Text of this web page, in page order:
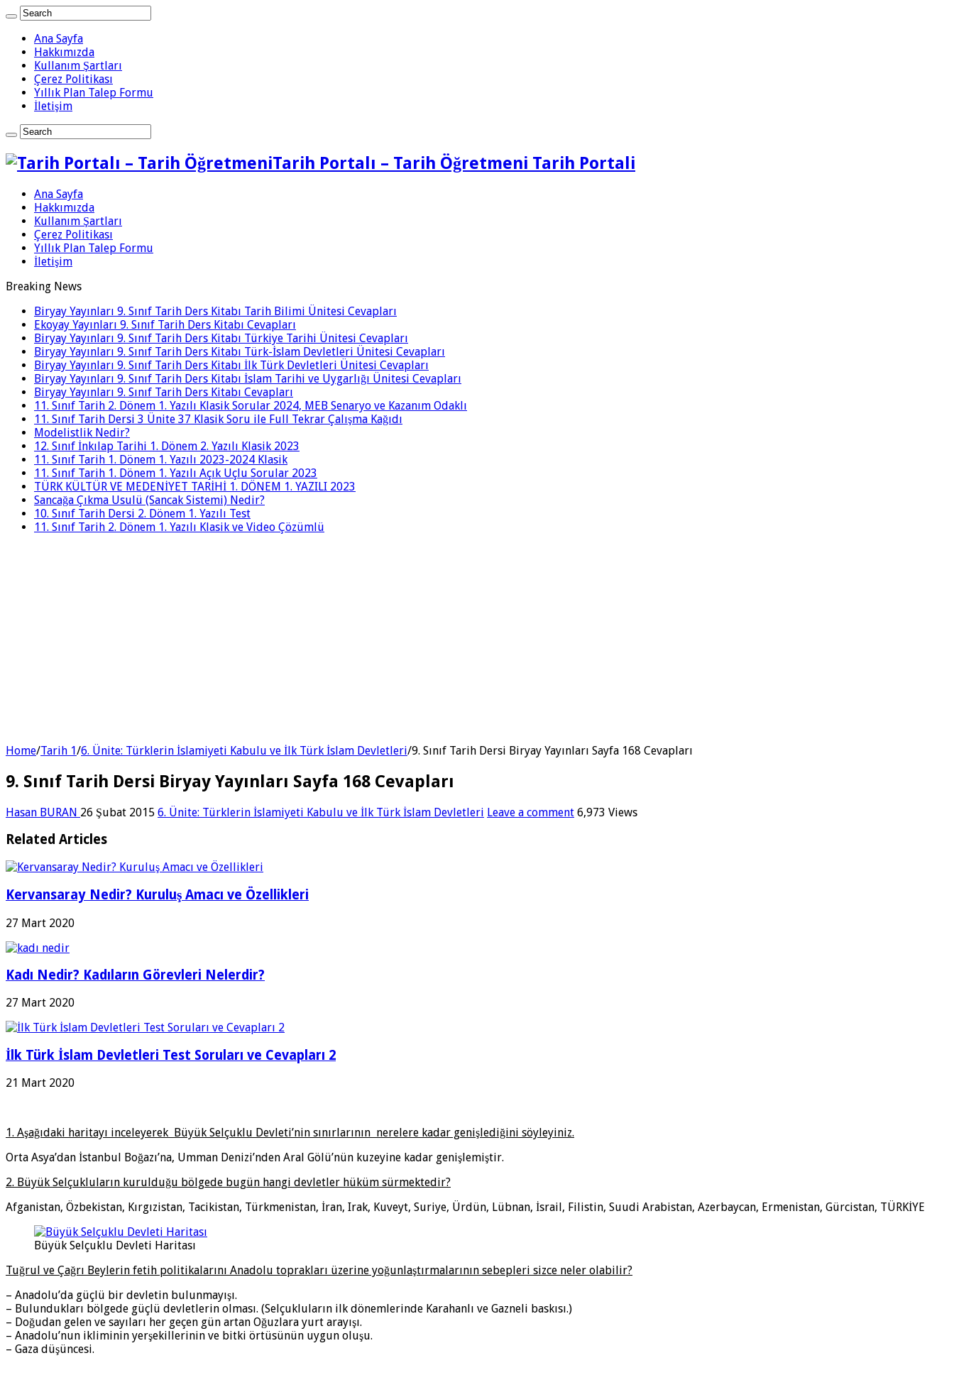
Ana Sayfa
Hakkımızda
Kullanım Şartları
Çerez Politikası
Yıllık Plan Talep Formu
İletişim
Tarih Portalı – Tarih Öğretmeni Tarih Portali
Ana Sayfa
Hakkımızda
Kullanım Şartları
Çerez Politikası
Yıllık Plan Talep Formu
İletişim
Breaking News
Biryay Yayınları 9. Sınıf Tarih Ders Kitabı Tarih Bilimi Ünitesi Cevapları
Ekoyay Yayınları 9. Sınıf Tarih Ders Kitabı Cevapları
Biryay Yayınları 9. Sınıf Tarih Ders Kitabı Türkiye Tarihi Ünitesi Cevapları
Biryay Yayınları 9. Sınıf Tarih Ders Kitabı Türk-İslam Devletleri Ünitesi Cevapları
Biryay Yayınları 9. Sınıf Tarih Ders Kitabı İlk Türk Devletleri Ünitesi Cevapları
Biryay Yayınları 9. Sınıf Tarih Ders Kitabı İslam Tarihi ve Uygarlığı Ünitesi Cevapları
Biryay Yayınları 9. Sınıf Tarih Ders Kitabı Cevapları
11. Sınıf Tarih 2. Dönem 1. Yazılı Klasik Sorular 2024, MEB Senaryo ve Kazanım Odaklı
11. Sınıf Tarih Dersi 3 Ünite 37 Klasik Soru ile Full Tekrar Çalışma Kağıdı
Modelistlik Nedir?
12. Sınıf İnkılap Tarihi 1. Dönem 2. Yazılı Klasik 2023
11. Sınıf Tarih 1. Dönem 1. Yazılı 2023-2024 Klasik
11. Sınıf Tarih 1. Dönem 1. Yazılı Açık Uçlu Sorular 2023
TÜRK KÜLTÜR VE MEDENİYET TARİHİ 1. DÖNEM 1. YAZILI 2023
Sancağa Çıkma Usulü (Sancak Sistemi) Nedir?
10. Sınıf Tarih Dersi 2. Dönem 1. Yazılı Test
11. Sınıf Tarih 2. Dönem 1. Yazılı Klasik ve Video Çözümlü
Home/Tarih 1/6. Ünite: Türklerin İslamiyeti Kabulu ve İlk Türk İslam Devletleri/9. Sınıf Tarih Dersi Biryay Yayınları Sayfa 168 Cevapları
9. Sınıf Tarih Dersi Biryay Yayınları Sayfa 168 Cevapları
Hasan BURAN 26 Şubat 2015 6. Ünite: Türklerin İslamiyeti Kabulu ve İlk Türk İslam Devletleri Leave a comment 6,973 Views
Related Articles
Kervansaray Nedir? Kuruluş Amacı ve Özellikleri
27 Mart 2020
Kadı Nedir? Kadıların Görevleri Nelerdir?
27 Mart 2020
İlk Türk İslam Devletleri Test Soruları ve Cevapları 2
21 Mart 2020
1. Aşağıdaki haritayı inceleyerek Büyük Selçuklu Devleti’nin sınırlarının nerelere kadar genişlediğini söyleyiniz.
Orta Asya’dan İstanbul Boğazı’na, Umman Denizi’nden Aral Gölü’nün kuzeyine kadar genişlemiştir.
2. Büyük Selçukluların kurulduğu bölgede bugün hangi devletler hüküm sürmektedir?
Afganistan, Özbekistan, Kırgızistan, Tacikistan, Türkmenistan, İran, Irak, Kuveyt, Suriye, Ürdün, Lübnan, İsrail, Filistin, Suudi Arabistan, Azerbaycan, Ermenistan, Gürcistan, TÜRKİYE
Büyük Selçuklu Devleti Haritası
Tuğrul ve Çağrı Beylerin fetih politikalarını Anadolu toprakları üzerine yoğunlaştırmalarının sebepleri sizce neler olabilir?
– Anadolu’da güçlü bir devletin bulunmayışı.
– Bulundukları bölgede güçlü devletlerin olması. (Selçukluların ilk dönemlerinde Karahanlı ve Gazneli baskısı.)
– Doğudan gelen ve sayıları her geçen gün artan Oğuzlara yurt arayışı.
– Anadolu’nun ikliminin yerşekillerinin ve bitki örtüsünün uygun oluşu.
– Gaza düşüncesi.